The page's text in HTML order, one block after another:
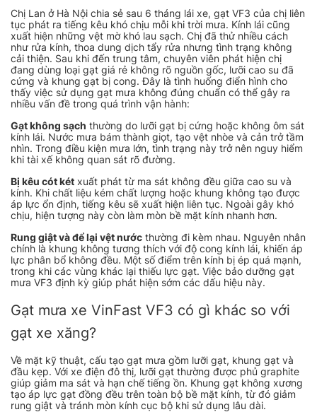
Chị Lan ở Hà Nội chia sẻ sau 6 tháng lái xe, gạt VF3 của chị liên
tục phát ra tiếng kêu khó chịu mỗi khi trời mưa. Kính lái cũng
xuất hiện những vệt mờ khó lau sạch. Chị đã thử nhiều cách
như rửa kính, thoa dung dịch tẩy rửa nhưng tình trạng không
cải thiện. Sau khi đến trung tâm, chuyên viên phát hiện chị
đang dùng loại gạt giá rẻ không rõ nguồn gốc, lưỡi cao su đã
cứng và khung gạt bị cong. Đây là tình huống điển hình cho
thấy việc sử dụng gạt mưa không đúng chuẩn có thể gây ra
nhiều vấn đề trong quá trình vận hành:
Gạt không sạch thường do lưỡi gạt bị cứng hoặc không ôm sát
kính lái. Nước mưa bám thành giọt, tạo vệt nhòe và cản trở tầm
nhìn. Trong điều kiện mưa lớn, tình trạng này trở nên nguy hiểm
khi tài xế không quan sát rõ đường.
Bị kêu cót két xuất phát từ ma sát không đều giữa cao su và
kính. Khi chất liệu kém chất lượng hoặc khung không tạo được
áp lực ổn định, tiếng kêu sẽ xuất hiện liên tục. Ngoài gây khó
chịu, hiện tượng này còn làm mòn bề mặt kính nhanh hơn.
Rung giật và để lại vệt nước thường đi kèm nhau. Nguyên nhân
chính là khung không tương thích với độ cong kính lái, khiến áp
lực phân bổ không đều. Một số điểm trên kính bị ép quá mạnh,
trong khi các vùng khác lại thiếu lực gạt. Việc bảo dưỡng gạt
mưa VF3 định kỳ giúp phát hiện sớm các dấu hiệu này.
Gạt mưa xe VinFast VF3 có gì khác so với
gạt xe xăng?
Về mặt kỹ thuật, cấu tạo gạt mưa gồm lưỡi gạt, khung gạt và
đầu kẹp. Với xe điện đô thị, lưỡi gạt thường được phủ graphite
giúp giảm ma sát và hạn chế tiếng ồn. Khung gạt không xương
tạo áp lực gạt đồng đều trên toàn bộ bề mặt kính, từ đó giảm
rung giật và tránh mòn kính cục bộ khi sử dụng lâu dài.